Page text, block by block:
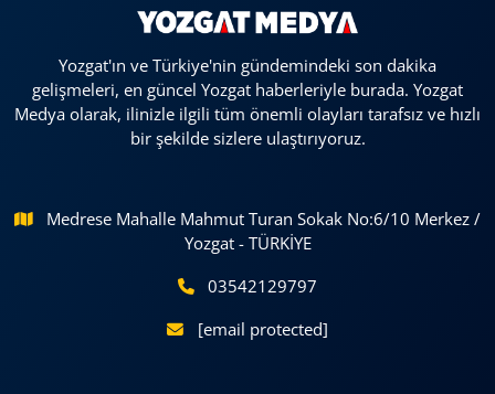
Yozgat'ın ve Türkiye'nin gündemindeki son dakika
gelişmeleri, en güncel Yozgat haberleriyle burada. Yozgat
Medya olarak, ilinizle ilgili tüm önemli olayları tarafsız ve hızlı
bir şekilde sizlere ulaştırıyoruz.
Medrese Mahalle Mahmut Turan Sokak No:6/10 Merkez /
Yozgat - TÜRKİYE
03542129797
[email protected]